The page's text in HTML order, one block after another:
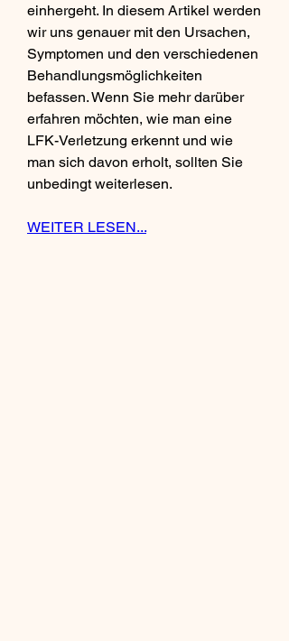
einhergeht. In diesem Artikel werden
wir uns genauer mit den Ursachen,
Symptomen und den verschiedenen
Behandlungsmöglichkeiten
befassen. Wenn Sie mehr darüber
erfahren möchten, wie man eine
LFK-Verletzung erkennt und wie
man sich davon erholt, sollten Sie
unbedingt weiterlesen.
WEITER LESEN...